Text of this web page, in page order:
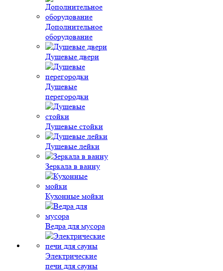
Дополнительное
оборудование
Душевые двери
Душевые
перегородки
Душевые стойки
Душевые лейки
Зеркала в ванну
Кухонные мойки
Ведра для мусора
Электрические
печи для сауны